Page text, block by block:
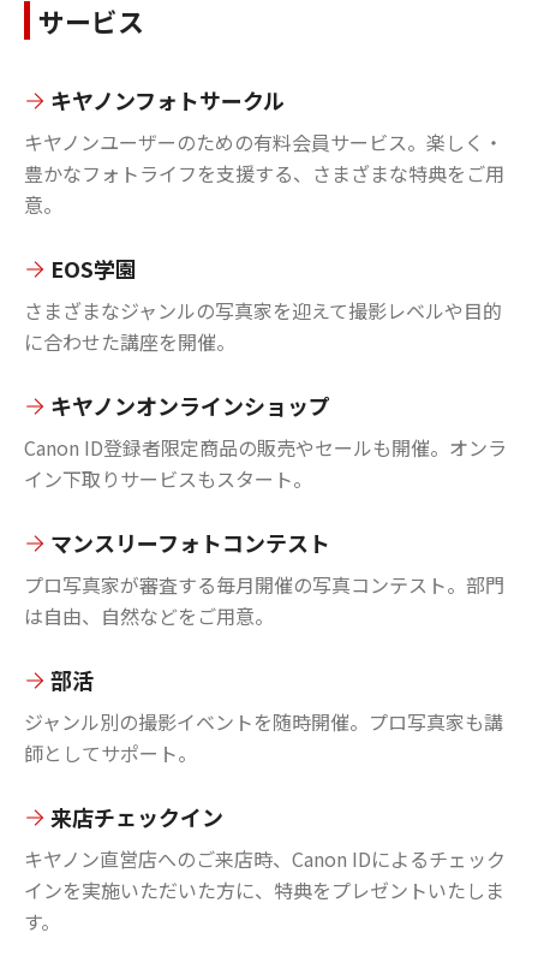
サービス
キヤノンフォトサークル
キヤノンユーザーのための有料会員サービス。楽しく・
豊かなフォトライフを支援する、さまざまな特典をご用
意。
EOS学園
さまざまなジャンルの写真家を迎えて撮影レベルや目的
に合わせた講座を開催。
キヤノンオンラインショップ
Canon ID登録者限定商品の販売やセールも開催。オンラ
イン下取りサービスもスタート。
マンスリーフォトコンテスト
プロ写真家が審査する毎月開催の写真コンテスト。部門
は自由、自然などをご用意。
部活
ジャンル別の撮影イベントを随時開催。プロ写真家も講
師としてサポート。
来店チェックイン
キヤノン直営店へのご来店時、Canon IDによるチェック
インを実施いただいた方に、特典をプレゼントいたしま
す。